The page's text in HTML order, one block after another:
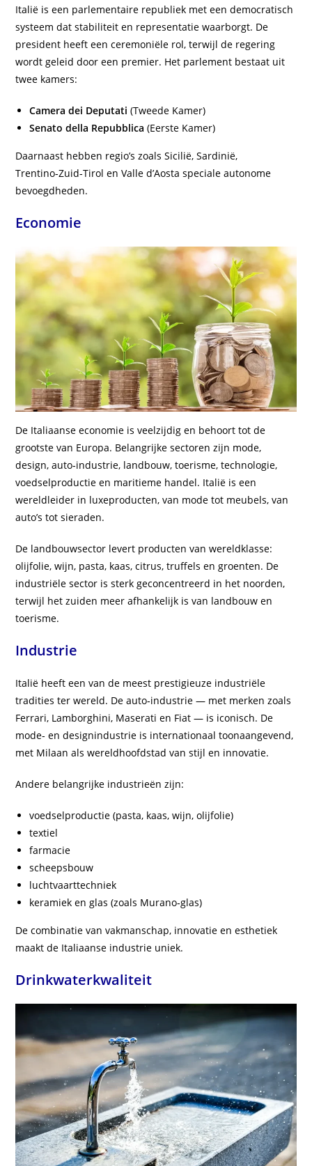
Italië is een parlementaire republiek met een democratisch
systeem dat stabiliteit en representatie waarborgt. De
president heeft een ceremoniële rol, terwijl de regering
wordt geleid door een premier. Het parlement bestaat uit
twee kamers:
Camera dei Deputati (Tweede Kamer)
Senato della Repubblica (Eerste Kamer)
Daarnaast hebben regio’s zoals Sicilië, Sardinië,
Trentino‑Zuid‑Tirol en Valle d’Aosta speciale autonome
bevoegdheden.
Economie
De Italiaanse economie is veelzijdig en behoort tot de
grootste van Europa. Belangrijke sectoren zijn mode,
design, auto‑industrie, landbouw, toerisme, technologie,
voedselproductie en maritieme handel. Italië is een
wereldleider in luxeproducten, van mode tot meubels, van
auto’s tot sieraden.
De landbouwsector levert producten van wereldklasse:
olijfolie, wijn, pasta, kaas, citrus, truffels en groenten. De
industriële sector is sterk geconcentreerd in het noorden,
terwijl het zuiden meer afhankelijk is van landbouw en
toerisme.
Industrie
Italië heeft een van de meest prestigieuze industriële
tradities ter wereld. De auto‑industrie — met merken zoals
Ferrari, Lamborghini, Maserati en Fiat — is iconisch. De
mode‑ en designindustrie is internationaal toonaangevend,
met Milaan als wereldhoofdstad van stijl en innovatie.
Andere belangrijke industrieën zijn:
voedselproductie (pasta, kaas, wijn, olijfolie)
textiel
farmacie
scheepsbouw
luchtvaarttechniek
keramiek en glas (zoals Murano‑glas)
De combinatie van vakmanschap, innovatie en esthetiek
maakt de Italiaanse industrie uniek.
Drinkwaterkwaliteit